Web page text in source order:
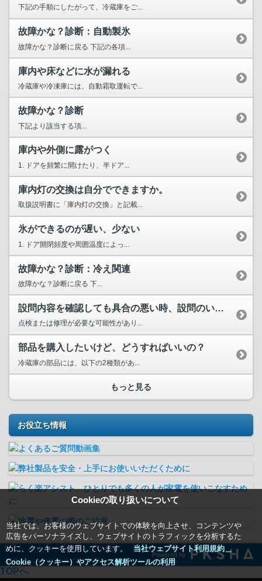
Cookieの取り扱いについて
当社では、お客様のウェブサイトでの体験を向上させ、コンテンツや
広告をパーソナライズし、ウェブサイトのトラフィックを分析するた
めに、クッキーを使用しています。
当社ウェブサイト利用規約＿
Cookie（クッキー）やアクセス解析ツールの利用
下記の手順にしたがって、冷蔵庫をご...
故障かな？診断：自動製氷
故障かな？診断に戻る 下記の各項...
庫内や床などに水が漏れる
冷蔵庫や冷凍庫には、自動霜取運転で...
故障かな？診断
下記より該当する項...
庫内や外側に露がつく
1. ドアを頻繁に開けたり、半ドア...
庫内灯の交換は自分でできますか。
取扱説明書に「庫内灯の交換」と記載...
氷ができるのが遅い、少ない
1. ドア開閉頻度や周囲温度によっ...
故障かな？診断：冷え関連
故障かな？診断に戻る 下...
設問内容を確認しても具合の悪い時、設問のいずれにも該当しない場合
点検または修理が必要な可能性があり...
部品を購入したいけど、どうすればいいの？
冷蔵庫の部品には、以下の2種類があ...
もっと見る
お役立ち情報
Powered by
TOPへ